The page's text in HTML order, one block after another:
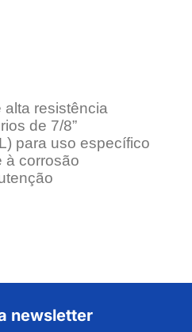
alta resistência
de 7/8”
para uso específico
à corrosão
newsletter